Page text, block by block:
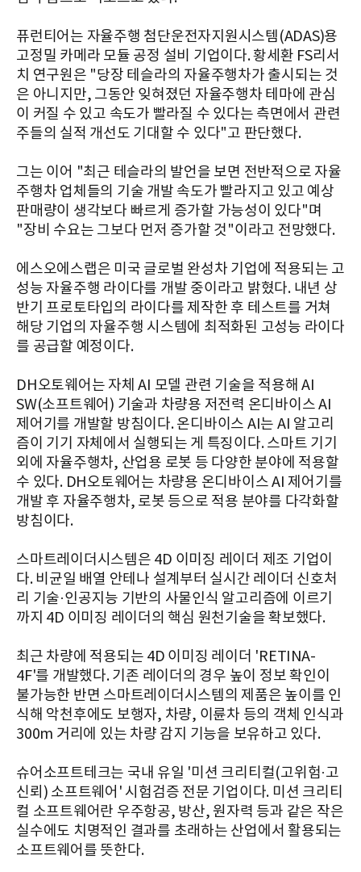
퓨런티어는 자율주행 첨단운전자지원시스템(ADAS)용
고정밀 카메라 모듈 공정 설비 기업이다. 황세환 FS리서
치 연구원은 "당장 테슬라의 자율주행차가 출시되는 것
은 아니지만, 그동안 잊혀졌던 자율주행차 테마에 관심
이 커질 수 있고 속도가 빨라질 수 있다는 측면에서 관련
주들의 실적 개선도 기대할 수 있다"고 판단했다.
그는 이어 "최근 테슬라의 발언을 보면 전반적으로 자율
주행차 업체들의 기술 개발 속도가 빨라지고 있고 예상
판매량이 생각보다 빠르게 증가할 가능성이 있다"며
"장비 수요는 그보다 먼저 증가할 것"이라고 전망했다.
에스오에스랩은 미국 글로벌 완성차 기업에 적용되는 고
성능 자율주행 라이다를 개발 중이라고 밝혔다. 내년 상
반기 프로토타입의 라이다를 제작한 후 테스트를 거쳐
해당 기업의 자율주행 시스템에 최적화된 고성능 라이다
를 공급할 예정이다.
DH오토웨어는 자체 AI 모델 관련 기술을 적용해 AI
SW(소프트웨어) 기술과 차량용 저전력 온디바이스 AI
제어기를 개발할 방침이다. 온디바이스 AI는 AI 알고리
즘이 기기 자체에서 실행되는 게 특징이다. 스마트 기기
외에 자율주행차, 산업용 로봇 등 다양한 분야에 적용할
수 있다. DH오토웨어는 차량용 온디바이스 AI 제어기를
개발 후 자율주행차, 로봇 등으로 적용 분야를 다각화할
방침이다.
스마트레이더시스템은 4D 이미징 레이더 제조 기업이
다. 비균일 배열 안테나 설계부터 실시간 레이더 신호처
리 기술·인공지능 기반의 사물인식 알고리즘에 이르기
까지 4D 이미징 레이더의 핵심 원천기술을 확보했다.
최근 차량에 적용되는 4D 이미징 레이더 'RETINA-
4F'를 개발했다. 기존 레이더의 경우 높이 정보 확인이
불가능한 반면 스마트레이더시스템의 제품은 높이를 인
식해 악천후에도 보행자, 차량, 이륜차 등의 객체 인식과
300m 거리에 있는 차량 감지 기능을 보유하고 있다.
슈어소프트테크는 국내 유일 '미션 크리티컬(고위험·고
신뢰) 소프트웨어' 시험검증 전문 기업이다. 미션 크리티
컬 소프트웨어란 우주항공, 방산, 원자력 등과 같은 작은
실수에도 치명적인 결과를 초래하는 산업에서 활용되는
소프트웨어를 뜻한다.